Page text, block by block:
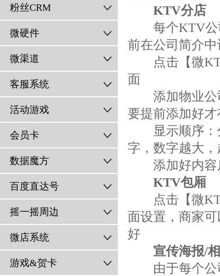
粉丝CRM
微硬件
微渠道
客服系统
活动游戏
会员卡
数据魔方
百度直达号
摇一摇周边
微店系统
游戏&贺卡
KTV分店
每个KTV公司
前在公司简介
点击【微
面
添加物业公
要提前添加好
显示顺序：
字，数字越大
添加好内容
KTV包厢
点击【微
面设置，商家
好
宣传海报/
由于每个公